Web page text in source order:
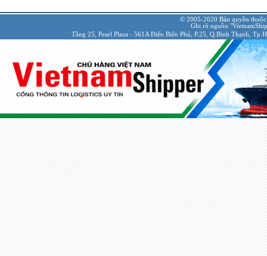
© 2005-2020 Bản quyền
Ghi rõ nguồn
Tầng 25, Pearl Plaza - 561A Điện Biên Phủ, P.25, Q.Bình Thạnh,